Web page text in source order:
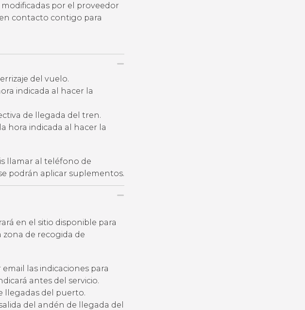
por el proveedor
contacto contigo para
del vuelo.
indicada al hacer la
de llegada del tren.
hora indicada al hacer la
llamar al teléfono de
podrán aplicar suplementos.
en el sitio disponible para
zona de recogida de
las indicaciones para
antes del servicio.
llegadas del puerto.
del andén de llegada del